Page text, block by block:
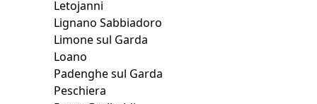
Letojanni
Lignano Sabbiadoro
Limone sul Garda
Loano
Padenghe sul Garda
Peschiera